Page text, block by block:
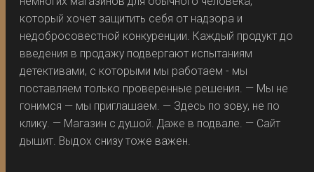
который хочет защитить себя от надзора и
недобросовестной конкуренции. Каждый продукт до
введения в продажу подвергают испытаниям
детективами, с которыми мы работаем - мы
поставляем только проверенные решения. — Мы не
гонимся — мы приглашаем. — Здесь по зову, не по
клику. — Магазин с душой. Даже в подвале. — Сайт
дышит. Выдох снизу тоже важен.